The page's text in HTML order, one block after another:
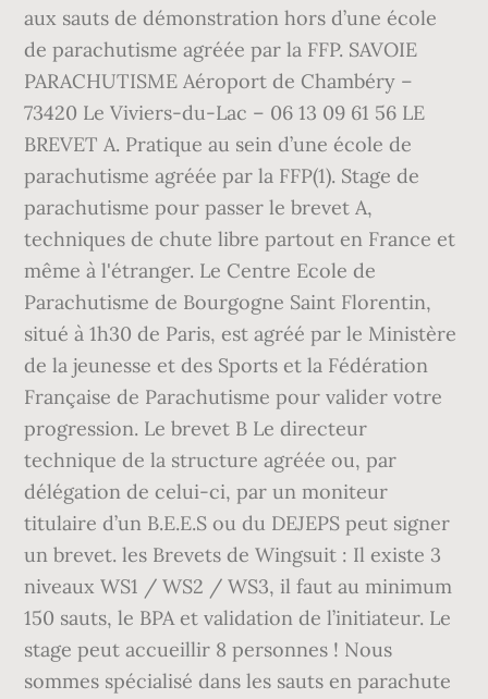
aux sauts de démonstration hors d’une école
de parachutisme agréée par la FFP. SAVOIE
PARACHUTISME Aéroport de Chambéry –
73420 Le Viviers-du-Lac – 06 13 09 61 56 LE
BREVET A. Pratique au sein d’une école de
parachutisme agréée par la FFP(1). Stage de
parachutisme pour passer le brevet A,
techniques de chute libre partout en France et
même à l'étranger. Le Centre Ecole de
Parachutisme de Bourgogne Saint Florentin,
situé à 1h30 de Paris, est agréé par le Ministère
de la jeunesse et des Sports et la Fédération
Française de Parachutisme pour valider votre
progression. Le brevet B Le directeur
technique de la structure agréée ou, par
délégation de celui-ci, par un moniteur
titulaire d’un B.E.E.S ou du DEJEPS peut signer
un brevet. les Brevets de Wingsuit : Il existe 3
niveaux WS1 / WS2 / WS3, il faut au minimum
150 sauts, le BPA et validation de l’initiateur. Le
stage peut accueillir 8 personnes ! Nous
sommes spécialisé dans les sauts en parachute